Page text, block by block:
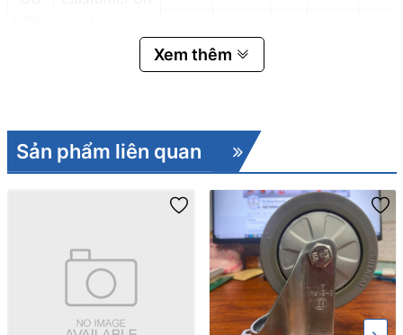
230 6"
Xem thêm
Sản phẩm liên quan